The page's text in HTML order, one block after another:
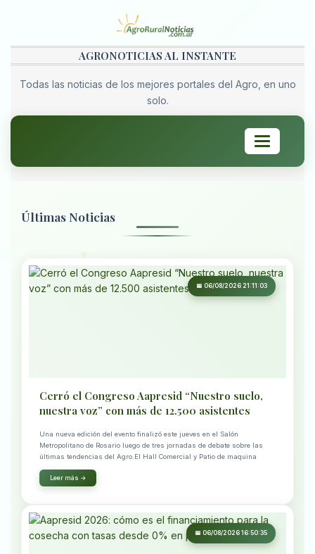
AGRONOTICIAS AL INSTANTE
Todas las noticias de los mejores portales del Agro, en uno
solo.
Toggle
navigation
Últimas Noticias
📅 06/08/2026 21:11:03
Cerró el Congreso Aapresid “Nuestro suelo,
nuestra voz” con más de 12.500 asistentes
Una nueva edición del evento finalizó este jueves en el Salón
Metropolitano de Rosario luego de tres jornadas de debate sobre las
últimas tendencias del Agro.El Hall Comercial y Patio de maquina
Leer más →
📅 06/08/2026 16:50:35